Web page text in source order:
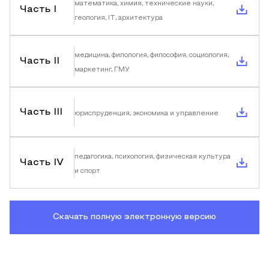
Часть I
математика, химия, технические науки,
геология, IT, архитектура
Часть II
медицина, филология, философия, социология,
маркетинг, ГМУ
Часть III юриспруденция, экономика и управление
Часть IV
педагогика, психология, физическая культура
и спорт
Скачать полную электронную версию